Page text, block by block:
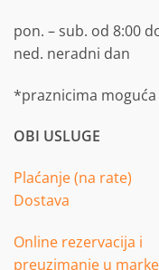
pon. – sub. od 8:00
ned. neradni dan
*praznicima
OBI USLUGE
Plaćanje (na rate)
Dostava
Online rezervacija i
preuzimanje u